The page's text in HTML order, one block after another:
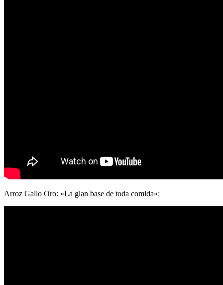
Arroz Gallo Oro: «La glan base de toda comida»: